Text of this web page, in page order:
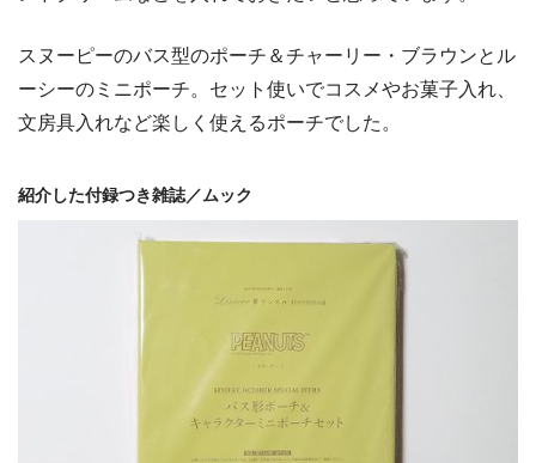
スヌーピーのバス型のポーチ＆チャーリー・ブラウンとル
ーシーのミニポーチ。セット使いでコスメやお菓子入れ、
文房具入れなど楽しく使えるポーチでした。
紹介した付録つき雑誌／ムック